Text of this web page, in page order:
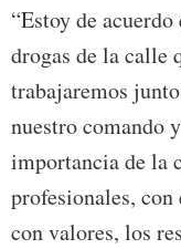
“Estoy de
drogas de la calle
trabajaremos
nuestro comando
importancia de la
profesionales,
con valores, los